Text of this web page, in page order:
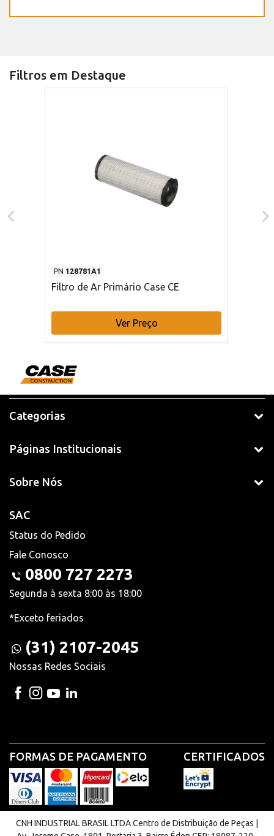
Filtros em Destaque
PN 128781A1
Filtro de Ar Primário Case CE
Ver Preço
Categorias
Páginas Institucionais
Sobre Nós
SAC
Status do Pedido
Fale Conosco
0800 727 2273
Segunda à sexta 8:00 às 18:00
*Exceto feriados
(31) 2107-2045
Nossas Redes Sociais
FORMAS DE PAGAMENTO CERTIFICADOS
CNH INDUSTRIAL BRASIL LTDA Centro de Distribuição de Peças |